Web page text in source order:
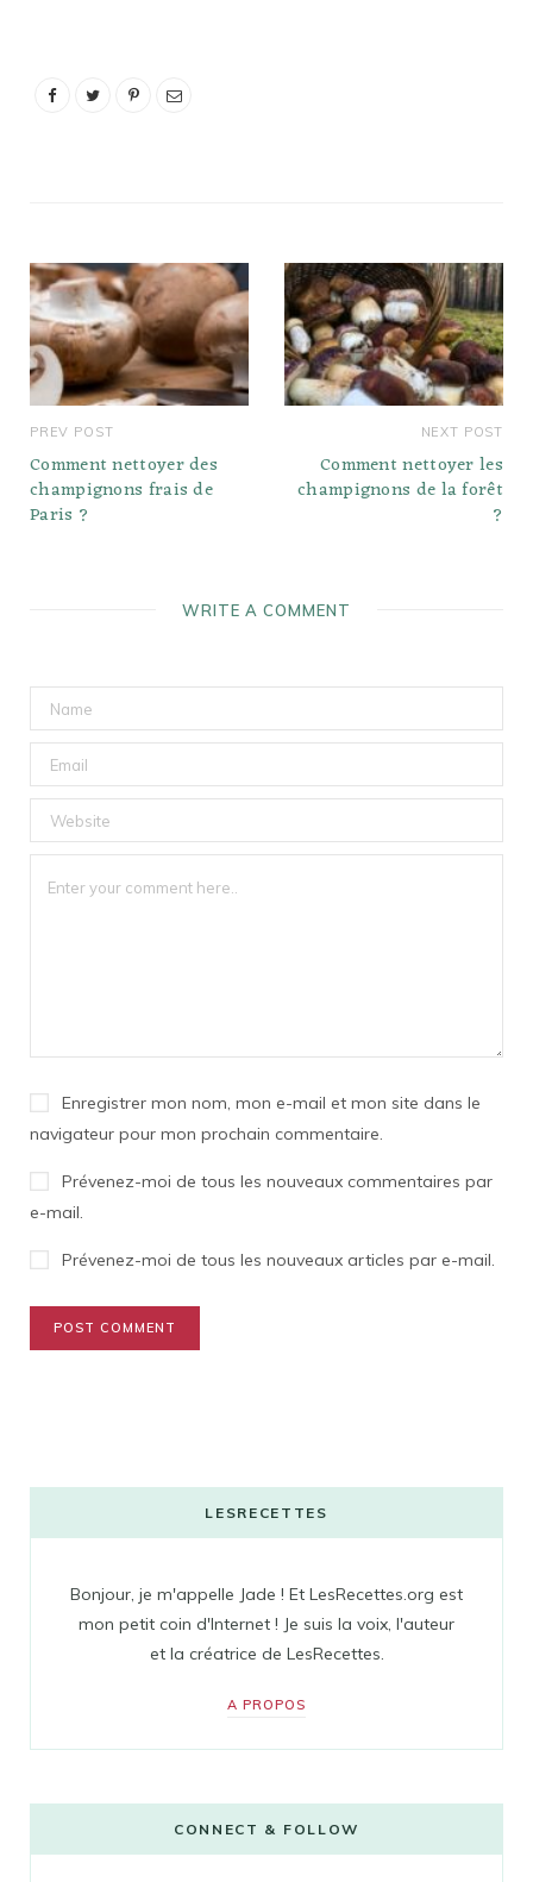
recette demande 1 tasse
PREV POST
Comment nettoyer des
champignons frais de
Paris ?
NEXT POST
Comment nettoyer les
champignons de la forêt
?
WRITE A COMMENT
Enregistrer mon nom, mon e-mail et mon site dans le
navigateur pour mon prochain commentaire.
Prévenez-moi de tous les nouveaux commentaires par
e-mail.
Prévenez-moi de tous les nouveaux articles par e-mail.
LESRECETTES
Bonjour, je m'appelle Jade ! Et LesRecettes.org est
mon petit coin d'Internet ! Je suis la voix, l'auteur
et la créatrice de LesRecettes.
A PROPOS
CONNECT & FOLLOW